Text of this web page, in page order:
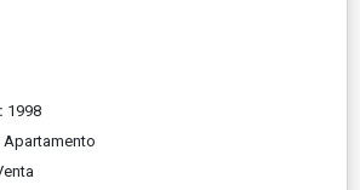
1998
Apartamento